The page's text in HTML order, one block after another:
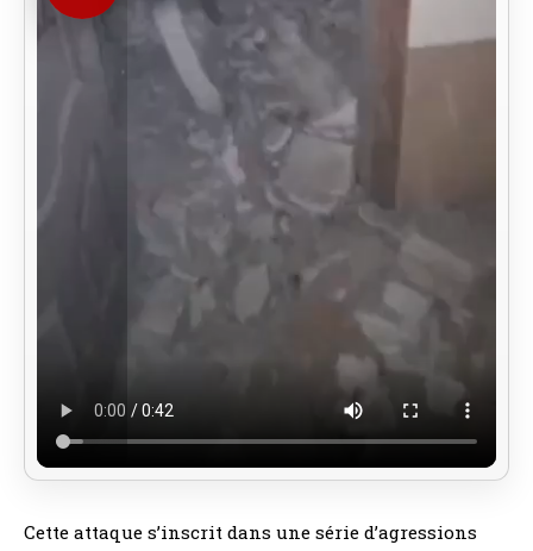
Cette attaque s’inscrit dans une série d’agressions